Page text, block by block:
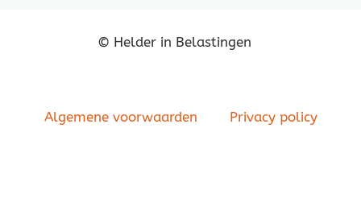
© Helder in Belastingen
Algemene voorwaarden Privacy policy